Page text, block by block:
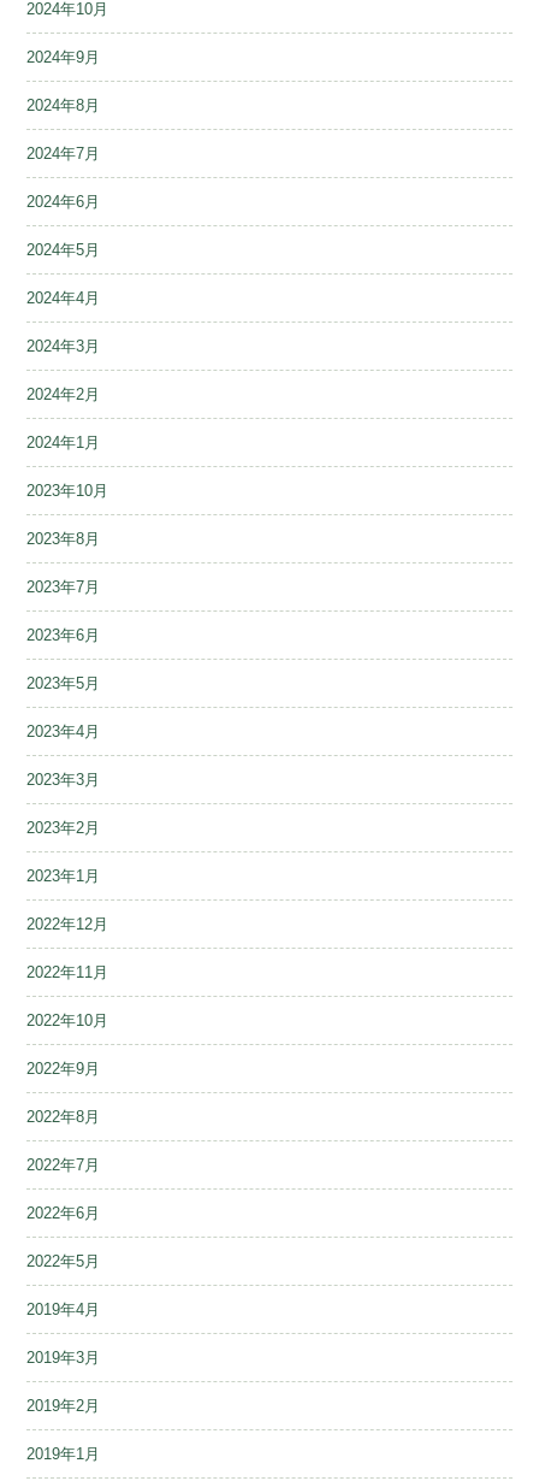
2024年10月
2024年9月
2024年8月
2024年7月
2024年6月
2024年5月
2024年4月
2024年3月
2024年2月
2024年1月
2023年10月
2023年8月
2023年7月
2023年6月
2023年5月
2023年4月
2023年3月
2023年2月
2023年1月
2022年12月
2022年11月
2022年10月
2022年9月
2022年8月
2022年7月
2022年6月
2022年5月
2019年4月
2019年3月
2019年2月
2019年1月